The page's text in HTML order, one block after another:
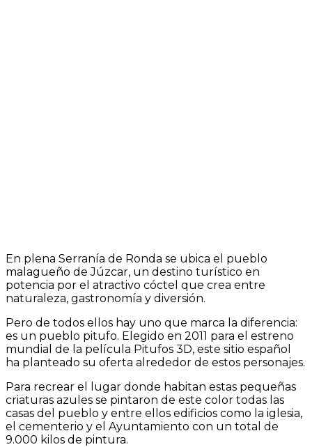
En plena Serranía de Ronda se ubica el pueblo
malagueño de Júzcar, un destino turístico en
potencia por el atractivo cóctel que crea entre
naturaleza, gastronomía y diversión.
Pero de todos ellos hay uno que marca la diferencia:
es un pueblo pitufo. Elegido en 2011 para el estreno
mundial de la película Pitufos 3D, este sitio español
ha planteado su oferta alrededor de estos personajes.
Para recrear el lugar donde habitan estas pequeñas
criaturas azules se pintaron de este color todas las
casas del pueblo y entre ellos edificios como la iglesia,
el cementerio y el Ayuntamiento con un total de
9.000 kilos de pintura.